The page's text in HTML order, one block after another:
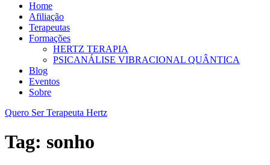
Home
Afiliação
Terapeutas
Formações
HERTZ TERAPIA
PSICANÁLISE VIBRACIONAL QUÂNTICA
Blog
Eventos
Sobre
Quero Ser Terapeuta Hertz
Tag: sonho